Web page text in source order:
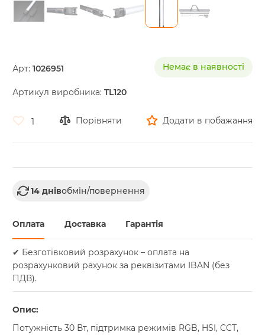
beginning
the
gallery
Арт: 1026951
Артикул виробника: TL120
Немає в наявності
Порівняти Додати в побажання
1
14 днівобмін/повернення
Оплата Доставка Гарантія
✔ Безготівковий розрахунок – оплата на
розрахунковий рахунок за реквізитами IBAN (без
ПДВ).
Опис:
Потужність 30 Вт, підтримка режимів RGB, HSI, CCT,